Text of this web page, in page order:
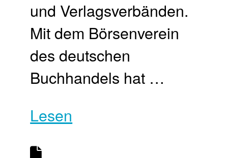
und Verlagsverbänden.
Mit dem Börsenverein
des deutschen
Buchhandels hat …
Lesen